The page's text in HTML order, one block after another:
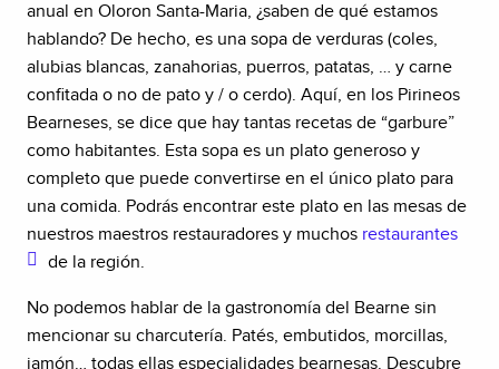
anual en Oloron Santa-Maria, ¿saben de qué estamos
hablando? De hecho, es una sopa de verduras (coles,
alubias blancas, zanahorias, puerros, patatas, … y carne
confitada o no de pato y / o cerdo). Aquí, en los Pirineos
Bearneses, se dice que hay tantas recetas de “garbure”
como habitantes. Esta sopa es un plato generoso y
completo que puede convertirse en el único plato para
una comida. Podrás encontrar este plato en las mesas de
nuestros maestros restauradores y muchos restaurantes
de la región.
No podemos hablar de la gastronomía del Bearne sin
mencionar su charcutería. Patés, embutidos, morcillas,
jamón… todas ellas especialidades bearnesas. Descubre